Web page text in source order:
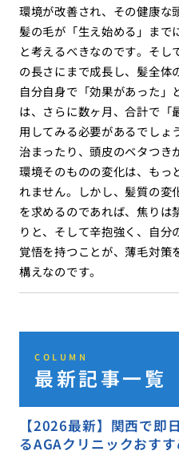
環境が改善され、その健康な
髪の毛が「生え始める」まで
と考えるべきなのです。そ
の長さにまで成長し、髪全体
自分自身で「効果があった」
は、さらに数ヶ月、合計で「
用してみる必要があるでしょ
治まったり、頭皮のベタつき
環境そのものの変化は、もっ
れません。しかし、髪質の変
を求めるのであれば、焦りは
りと、そして辛抱強く、自
覚悟を持つことが、薄毛対策
構えなのです。
COLUMN
最新記事一覧
【2026最新】関西で即
るAGAクリニックおす